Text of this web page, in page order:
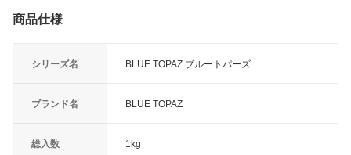
商品仕様
シリーズ名 BLUE TOPAZ ブルートパーズ
ブランド名 BLUE TOPAZ
総入数 1kg